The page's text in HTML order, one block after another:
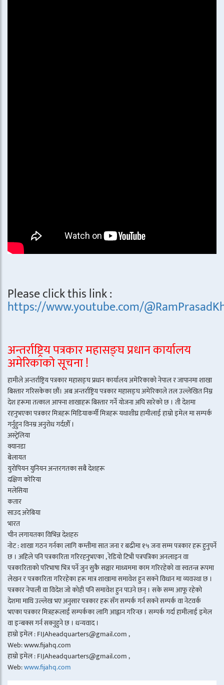
Please click this link :
https://www.youtube.com/
अन्तर्राष्ट्रिय पत्रकार महासङ्घ प्रधान कार्यालय
अमेरिकाको सूचना !
हामीले अन्तर्राष्ट्रिय पत्रकार महासङ्घ प्रधान कार्यालय अमेरिकाको नेपाल र जापानमा शाखा
बिस्तार गरिसकेका छौं। अब अन्तर्राष्ट्रिय पत्रकार महासङ्घ अमेरिकाले तल उल्लेखित निम्न
देश हरूमा तत्काल आफ्ना शाखाहरू बिस्तार गर्ने योजना अघि सारेको छ । ती देशमा
रहनुभएका पत्रकार मित्रहरू मिडियाकर्मी मित्रहरू यथाशीघ्र हामीलाई हाम्रो इमेल मा सम्पर्क
गर्नुहुन विनम्र अनुरोध गर्दछौँ ।
अस्ट्रेलिया
क्यानडा
बेलायत
युरोपियन युनियन अन्तरगतका सबै देशहरू
दक्षिण कोरिया
मलेसिया
कतार
साउद अरेबिया
भारत
चीन लगायतका विभिन्न देशहरु
नोट : शाखा गठन गर्नका लागि कम्तीमा सात जना र बढीमा १५ जना सम्म पत्रकार हरू हुनुपर्ने
छ । अहिले पनि पत्रकारिता गरिरहनुभएका , रेडियो टिभी पत्रपत्रिका अनलाइन वा
पत्रकारिताको परिभाषा भित्र पर्ने जुन सुकै सञ्चार माध्यममा काम गरिरहेको वा स्वतन्त्र रूपमा
लेखन र पत्रकारिता गरिरहेका हरू मात्र शाखामा समावेश हुन सक्ने विधान मा व्यवस्था छ ।
पत्रकार नेपाली वा विदेश जो कोही पनि समावेश हुन पाउने छन् । सके सम्म आफू रहेको
देशमा माथि उल्लेख भए अनुसार पत्रकार हरू सँग सम्पर्क गर्न सक्ने सम्पर्क वा नेटवर्क
भएका पत्रकार मित्रहरूलाई सम्पर्कका लागि आह्वान गरिन्छ । सम्पर्क गर्दा हामीलाई इमेल
वा इन्बक्स गर्न सक्नुहुने छ । धन्यवाद ।
हाम्रो इमेल : FIJAheadquarters@gmail.com ,
Web: www.fijahq.com
हाम्रो इमेल : FIJAheadquarters@gmail.com ,
Web:www.fijahq.com